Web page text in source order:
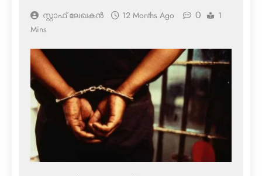
സ്റ്റാഫ് ലേഖകൻ 12 Months Ago 0
1
Mins